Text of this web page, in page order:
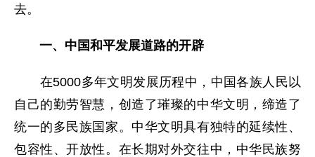
去。
一、中国和平发展道路的开辟
在5000多年文明发展历程中，中国各族人民以
自己的勤劳智慧，创造了璀璨的中华文明，缔造了
统一的多民族国家。中华文明具有独特的延续性、
包容性、开放性。在长期对外交往中，中华民族努